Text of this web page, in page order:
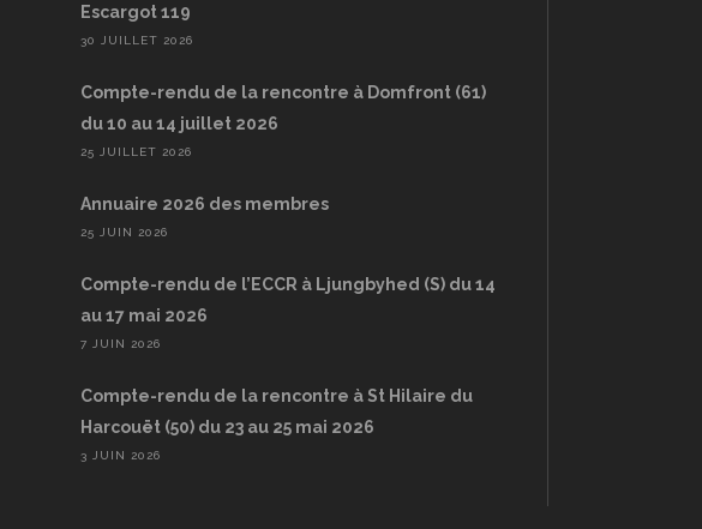
Escargot 119
30 JUILLET 2026
Compte-rendu de la rencontre à Domfront (61)
du 10 au 14 juillet 2026
25 JUILLET 2026
Annuaire 2026 des membres
25 JUIN 2026
Compte-rendu de l’ECCR à Ljungbyhed (S) du 14
au 17 mai 2026
7 JUIN 2026
Compte-rendu de la rencontre à St Hilaire du
Harcouët (50) du 23 au 25 mai 2026
3 JUIN 2026